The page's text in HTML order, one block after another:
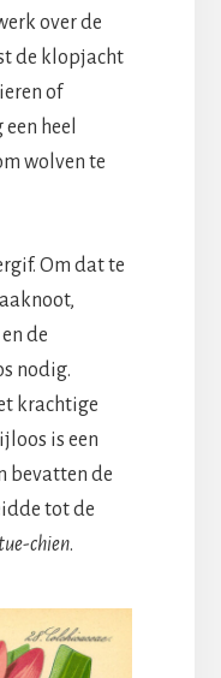
over de
de klopjacht
of
heel
wolven te
Om dat te
de
nodig.
krachtige
is een
bevatten de
tot de
tue-chien.